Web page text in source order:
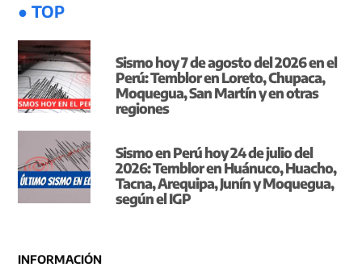
● TOP
Sismo hoy 7 de agosto del 2026 en el
Perú: Temblor en Loreto, Chupaca,
Moquegua, San Martín y en otras
regiones
Sismo en Perú hoy 24 de julio del
2026: Temblor en Huánuco, Huacho,
Tacna, Arequipa, Junín y Moquegua,
según el IGP
INFORMACIÓN